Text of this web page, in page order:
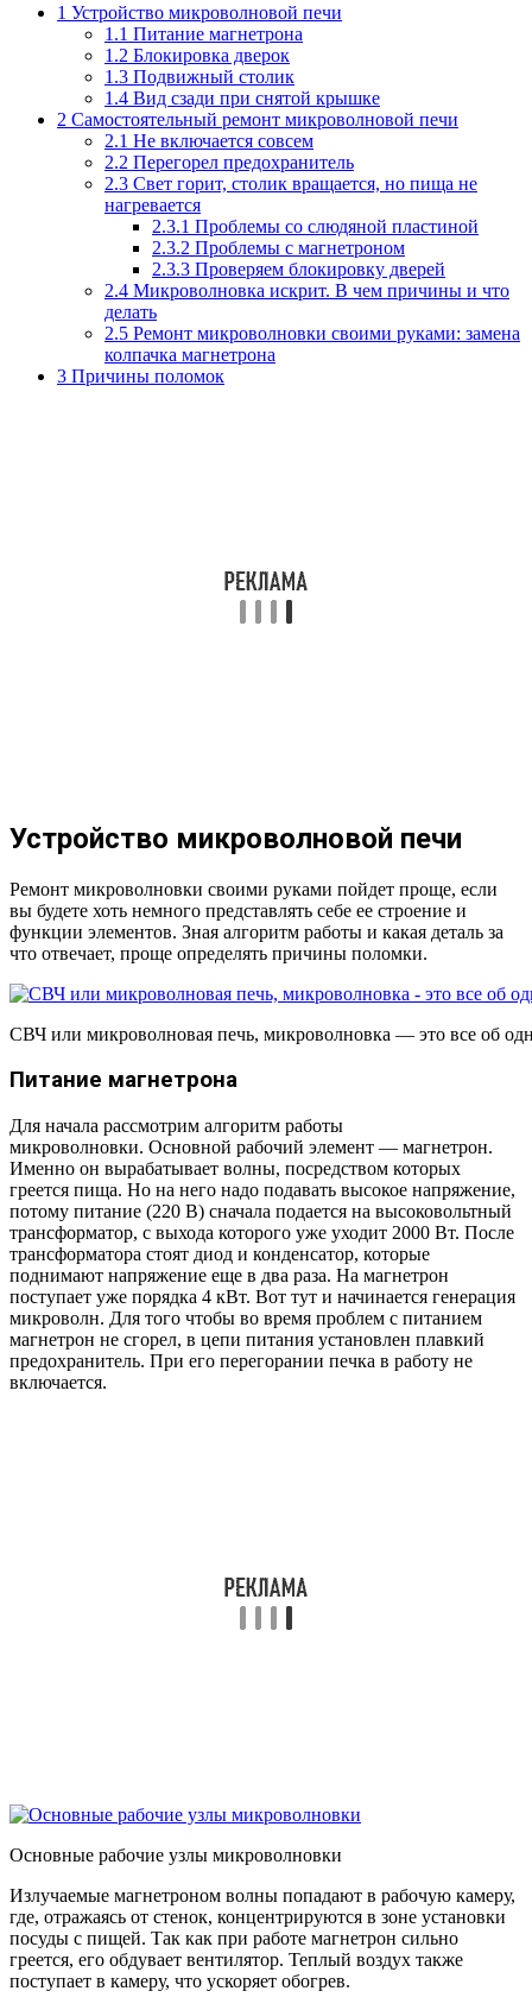
1 Устройство микроволновой печи
1.1 Питание магнетрона
1.2 Блокировка дверок
1.3 Подвижный столик
1.4 Вид сзади при снятой крышке
2 Самостоятельный ремонт микроволновой печи
2.1 Не включается совсем
2.2 Перегорел предохранитель
2.3 Свет горит, столик вращается, но пища не
нагревается
2.3.1 Проблемы со слюдяной пластиной
2.3.2 Проблемы с магнетроном
2.3.3 Проверяем блокировку дверей
2.4 Микроволновка искрит. В чем причины и что
делать
2.5 Ремонт микроволновки своими руками: замена
колпачка магнетрона
3 Причины поломок
Устройство микроволновой печи
Ремонт микроволновки своими руками пойдет проще, если
вы будете хоть немного представлять себе ее строение и
функции элементов. Зная алгоритм работы и какая деталь за
что отвечает, проще определять причины поломки.
СВЧ или микроволновая печь, микроволновка — это все об
Питание магнетрона
Для начала рассмотрим алгоритм работы
микроволновки. Основной рабочий элемент — магнетрон.
Именно он вырабатывает волны, посредством которых
греется пища. Но на него надо подавать высокое напряжение,
потому питание (220 В) сначала подается на высоковольтный
трансформатор, с выхода которого уже уходит 2000 Вт. После
трансформатора стоят диод и конденсатор, которые
поднимают напряжение еще в два раза. На магнетрон
поступает уже порядка 4 кВт. Вот тут и начинается генерация
микроволн. Для того чтобы во время проблем с питанием
магнетрон не сгорел, в цепи питания установлен плавкий
предохранитель. При его перегорании печка в работу не
включается.
Основные рабочие узлы микроволновки
Излучаемые магнетроном волны попадают в рабочую камеру,
где, отражаясь от стенок, концентрируются в зоне установки
посуды с пищей. Так как при работе магнетрон сильно
греется, его обдувает вентилятор. Теплый воздух также
поступает в камеру, что ускоряет обогрев.